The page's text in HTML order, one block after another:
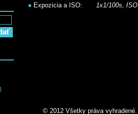
Expozicia a ISO: 1x1/100s,
© 2012 Všetky práva vyhradené.